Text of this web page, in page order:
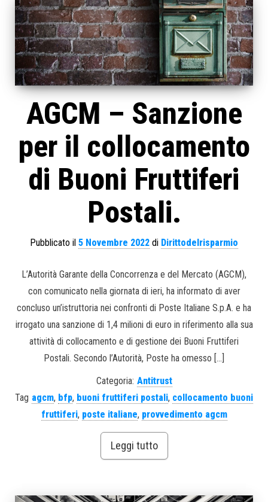
AGCM – Sanzione
per il collocamento
di Buoni Fruttiferi
Postali.
Pubblicato il 5 Novembre 2022 di Dirittodelrisparmio
L’Autorità Garante della Concorrenza e del Mercato (AGCM),
con comunicato nella giornata di ieri, ha informato di aver
concluso un’istruttoria nei confronti di Poste Italiane S.p.A. e ha
irrogato una sanzione di 1,4 milioni di euro in riferimento alla sua
attività di collocamento e di gestione dei Buoni Fruttiferi
Postali. Secondo l’Autorità, Poste ha omesso […]
Categoria: Antitrust
Tag agcm, bfp, buoni fruttiferi postali, collocamento buoni
fruttiferi, poste italiane, provvedimento agcm
Leggi tutto